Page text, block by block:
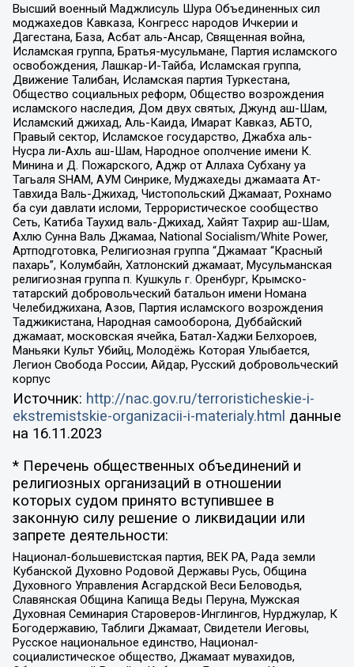
Высший военный Маджлисуль Шура Объединенных сил
моджахедов Кавказа, Конгресс народов Ичкерии и
Дагестана, База, Асбат аль-Ансар, Священная война,
Исламская группа, Братья-мусульмане, Партия исламского
освобождения, Лашкар-И-Тайба, Исламская группа,
Движение Талибан, Исламская партия Туркестана,
Общество социальных реформ, Общество возрождения
исламского наследия, Дом двух святых, Джунд аш-Шам,
Исламский джихад, Аль-Каида, Имарат Кавказ, АБТО,
Правый сектор, Исламское государство, Джабха аль-
Нусра ли-Ахль аш-Шам, Народное ополчение имени К.
Минина и Д. Пожарского, Аджр от Аллаха Субхану уа
Тагьаля SHAM, АУМ Синрике, Муджахеды джамаата Ат-
Тавхида Валь-Джихад, Чистопольский Джамаат, Рохнамо
ба суи давлати исломи, Террористическое сообщество
Сеть, Катиба Таухид валь-Джихад, Хайят Тахрир аш-Шам,
Ахлю Сунна Валь Джамаа, National Socialism/White Power,
Артподготовка, Религиозная группа “Джамаат “Красный
пахарь”, Колумбайн, Хатлонский джамаат, Мусульманская
религиозная группа п. Кушкуль г. Оренбург, Крымско-
татарский добровольческий батальон имени Номана
Челебиджихана, Азов, Партия исламского возрождения
Таджикистана, Народная самооборона, Дуббайский
джамаат, московская ячейка, Батал-Хаджи Белхороев,
Маньяки Культ Убийц, Молодёжь Которая Улыбается,
Легион Свобода России, Айдар, Русский добровольческий
корпус
Источник: http://nac.gov.ru/terroristicheskie-i-
ekstremistskie-organizacii-i-materialy.html данные
на 16.11.2023
* Перечень общественных объединений и
религиозных организаций в отношении
которых судом принято вступившее в
законную силу решение о ликвидации или
запрете деятельности:
Национал-большевистская партия, ВЕК РА, Рада земли
Кубанской Духовно Родовой Державы Русь, Община
Духовного Управления Асгардской Веси Беловодья,
Славянская Община Капища Веды Перуна, Мужская
Духовная Семинария Староверов-Инглингов, Нурджулар, К
Богодержавию, Таблиги Джамаат, Свидетели Иеговы,
Русское национальное единство, Национал-
социалистическое общество, Джамаат мувахидов,